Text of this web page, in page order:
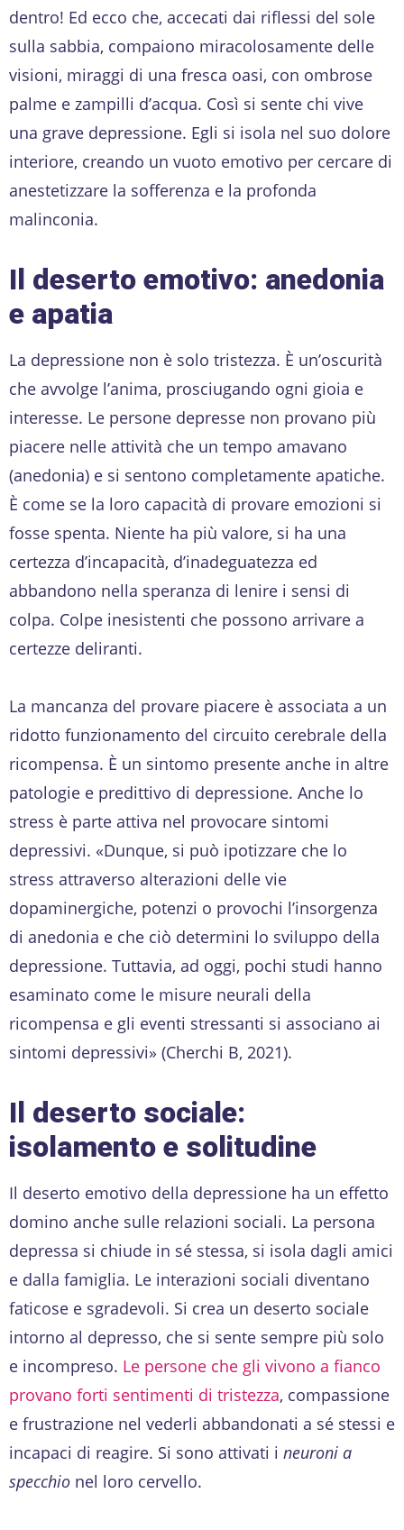
dentro! Ed ecco che, accecati dai riflessi del sole
sulla sabbia, compaiono miracolosamente delle
visioni, miraggi di una fresca oasi, con ombrose
palme e zampilli d’acqua. Così si sente chi vive
una grave depressione. Egli si isola nel suo dolore
interiore, creando un vuoto emotivo per cercare di
anestetizzare la sofferenza e la profonda
malinconia.
Il deserto emotivo: anedonia
e apatia
La depressione non è solo tristezza. È un’oscurità
che avvolge l’anima, prosciugando ogni gioia e
interesse. Le persone depresse non provano più
piacere nelle attività che un tempo amavano
(anedonia) e si sentono completamente apatiche.
È come se la loro capacità di provare emozioni si
fosse spenta. Niente ha più valore, si ha una
certezza d’incapacità, d’inadeguatezza ed
abbandono nella speranza di lenire i sensi di
colpa. Colpe inesistenti che possono arrivare a
certezze deliranti.
La mancanza del provare piacere è associata a un
ridotto funzionamento del circuito cerebrale della
ricompensa. È un sintomo presente anche in altre
patologie e predittivo di depressione. Anche lo
stress è parte attiva nel provocare sintomi
depressivi. «Dunque, si può ipotizzare che lo
stress attraverso alterazioni delle vie
dopaminergiche, potenzi o provochi l’insorgenza
di anedonia e che ciò determini lo sviluppo della
depressione. Tuttavia, ad oggi, pochi studi hanno
esaminato come le misure neurali della
ricompensa e gli eventi stressanti si associano ai
sintomi depressivi» (Cherchi B, 2021).
Il deserto sociale:
isolamento e solitudine
Il deserto emotivo della depressione ha un effetto
domino anche sulle relazioni sociali. La persona
depressa si chiude in sé stessa, si isola dagli amici
e dalla famiglia. Le interazioni sociali diventano
faticose e sgradevoli. Si crea un deserto sociale
intorno al depresso, che si sente sempre più solo
e incompreso. Le persone che gli vivono a fianco
provano forti sentimenti di tristezza, compassione
e frustrazione nel vederli abbandonati a sé stessi e
incapaci di reagire. Si sono attivati i neuroni a
specchio nel loro cervello.